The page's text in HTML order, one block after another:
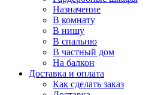
Назначение
В комнату
В нишу
В спальню
В частный дом
На балкон
Доставка и оплата
Как сделать заказ